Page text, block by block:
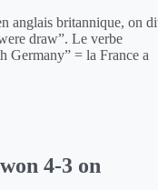
anglais britannique, on
draw”. Le verbe
Germany” = la France a
4-3 on